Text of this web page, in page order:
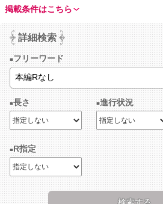
掲載条件はこちら
詳細検索
フリーワード
長さ 進行状況
R指定